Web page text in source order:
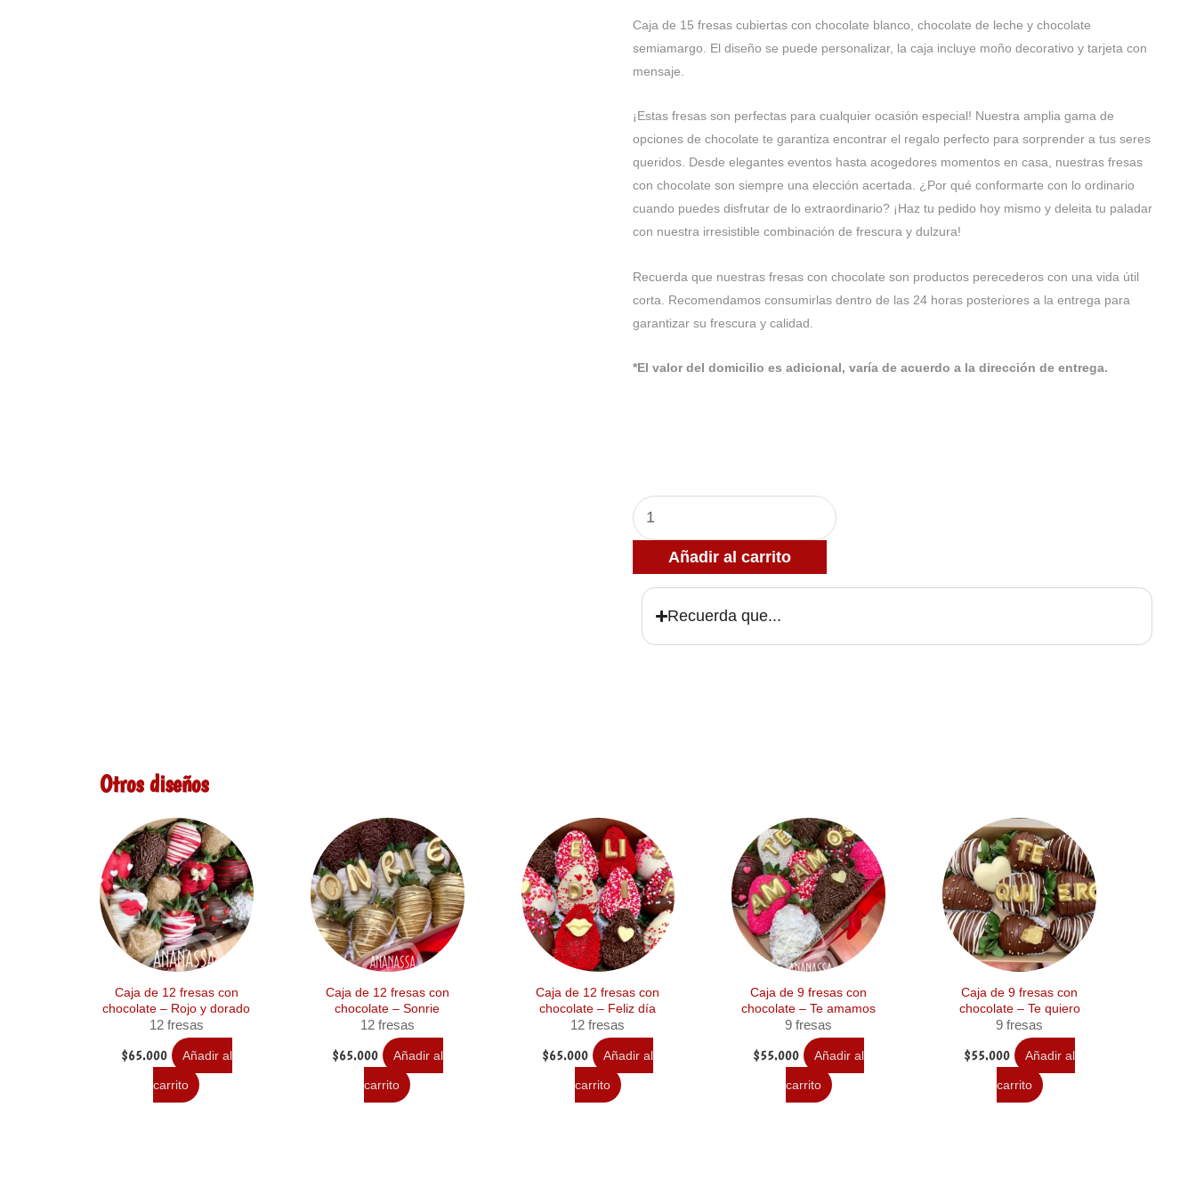
Caja de 15 fresas cubiertas con chocolate blanco, chocolate de leche y chocolate
semiamargo. El diseño se puede personalizar, la caja incluye moño decorativo y tarjeta con
mensaje.
¡Estas fresas son perfectas para cualquier ocasión especial! Nuestra amplia gama de
opciones de chocolate te garantiza encontrar el regalo perfecto para sorprender a tus seres
queridos. Desde elegantes eventos hasta acogedores momentos en casa, nuestras fresas
con chocolate son siempre una elección acertada. ¿Por qué conformarte con lo ordinario
cuando puedes disfrutar de lo extraordinario? ¡Haz tu pedido hoy mismo y deleita tu paladar
con nuestra irresistible combinación de frescura y dulzura!
Recuerda que nuestras fresas con chocolate son productos perecederos con una vida útil
corta. Recomendamos consumirlas dentro de las 24 horas posteriores a la entrega para
garantizar su frescura y calidad.
*El valor del domicilio es adicional, varía de acuerdo a la dirección de entrega.
Caja
de
fresas
Añadir al carrito
Recuerda que...
Otros diseños
Caja de 12 fresas con
chocolate – Rojo y dorado
12 fresas
$65.000 Añadir al
carrito
Caja de 12 fresas con
chocolate – Sonrie
12 fresas
$65.000 Añadir al
carrito
Caja de 12 fresas con
chocolate – Feliz día
12 fresas
$65.000 Añadir al
carrito
Caja de 9 fresas con
chocolate – Te amamos
9 fresas
$55.000 Añadir al
carrito
Caja de 9 fresas con
chocolate – Te quiero
9 fresas
$55.000 Añadir al
carrito